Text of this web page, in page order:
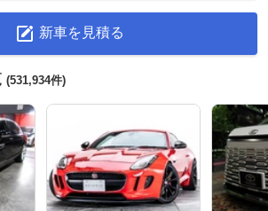
新車を見積る
(531,934件)